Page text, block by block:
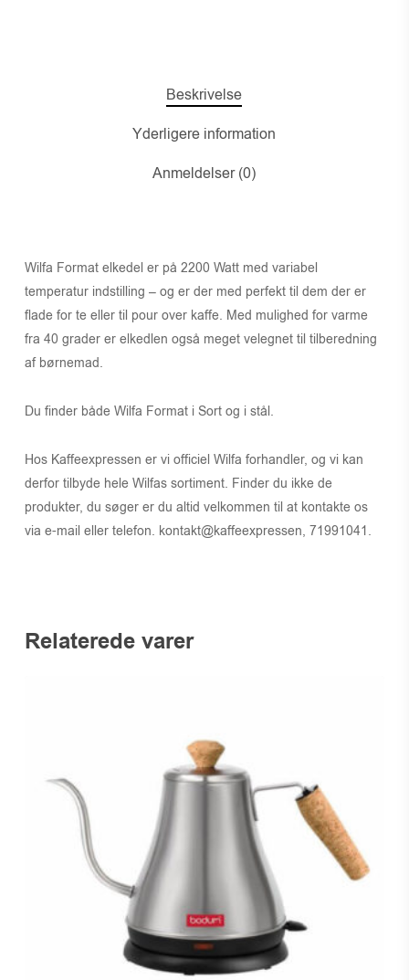
Beskrivelse
Yderligere information
Anmeldelser (0)
Wilfa Format elkedel er på 2200 Watt med variabel
temperatur indstilling – og er der med perfekt til dem der er
flade for te eller til pour over kaffe. Med mulighed for varme
fra 40 grader er elkedlen også meget velegnet til tilberedning
af børnemad.
Du finder både Wilfa Format i Sort og i stål.
Hos Kaffeexpressen er vi officiel Wilfa forhandler, og vi kan
derfor tilbyde hele Wilfas sortiment. Finder du ikke de
produkter, du søger er du altid velkommen til at kontakte os
via e-mail eller telefon. kontakt@kaffeexpressen, 71991041.
Relaterede varer